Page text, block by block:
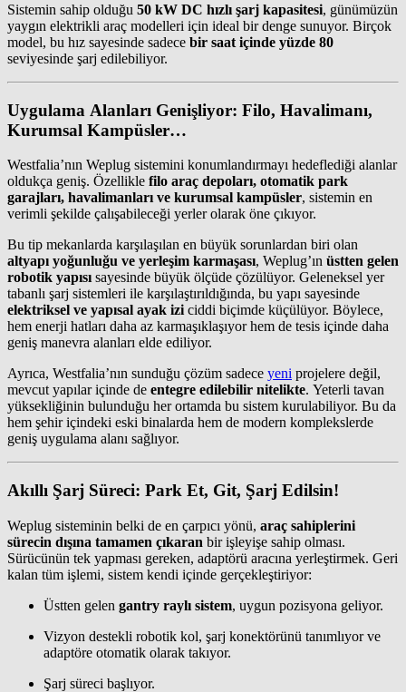
Sistemin sahip olduğu 50 kW DC hızlı şarj kapasitesi, günümüzün
yaygın elektrikli araç modelleri için ideal bir denge sunuyor. Birçok
model, bu hız sayesinde sadece bir saat içinde yüzde 80
seviyesinde şarj edilebiliyor.
Uygulama Alanları Genişliyor: Filo, Havalimanı,
Kurumsal Kampüsler…
Westfalia’nın Weplug sistemini konumlandırmayı hedeflediği alanlar
oldukça geniş. Özellikle filo araç depoları, otomatik park
garajları, havalimanları ve kurumsal kampüsler, sistemin en
verimli şekilde çalışabileceği yerler olarak öne çıkıyor.
Bu tip mekanlarda karşılaşılan en büyük sorunlardan biri olan
altyapı yoğunluğu ve yerleşim karmaşası, Weplug’ın üstten gelen
robotik yapısı sayesinde büyük ölçüde çözülüyor. Geleneksel yer
tabanlı şarj sistemleri ile karşılaştırıldığında, bu yapı sayesinde
elektriksel ve yapısal ayak izi ciddi biçimde küçülüyor. Böylece,
hem enerji hatları daha az karmaşıklaşıyor hem de tesis içinde daha
geniş manevra alanları elde ediliyor.
Ayrıca, Westfalia’nın sunduğu çözüm sadece yeni projelere değil,
mevcut yapılar içinde de entegre edilebilir nitelikte. Yeterli tavan
yüksekliğinin bulunduğu her ortamda bu sistem kurulabiliyor. Bu da
hem şehir içindeki eski binalarda hem de modern komplekslerde
geniş uygulama alanı sağlıyor.
Akıllı Şarj Süreci: Park Et, Git, Şarj Edilsin!
Weplug sisteminin belki de en çarpıcı yönü, araç sahiplerini
sürecin dışına tamamen çıkaran bir işleyişe sahip olması.
Sürücünün tek yapması gereken, adaptörü aracına yerleştirmek. Geri
kalan tüm işlemi, sistem kendi içinde gerçekleştiriyor:
Üstten gelen gantry raylı sistem, uygun pozisyona geliyor.
Vizyon destekli robotik kol, şarj konektörünü tanımlıyor ve
adaptöre otomatik olarak takıyor.
Şarj süreci başlıyor.